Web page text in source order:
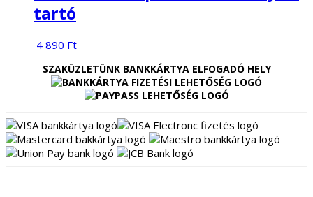
tartó
4 890 Ft
SZAKÜZLETÜNK BANKKÁRTYA ELFOGADÓ HELY